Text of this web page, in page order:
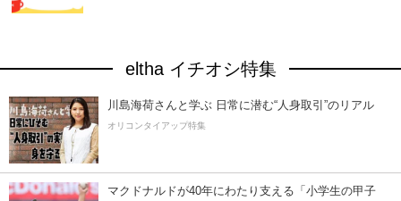
eltha イチオシ特集
川島海荷さんと学ぶ 日常に潜む“人身取引”のリアル
オリコンタイアップ特集
マクドナルドが40年にわたり支える「小学生の甲子